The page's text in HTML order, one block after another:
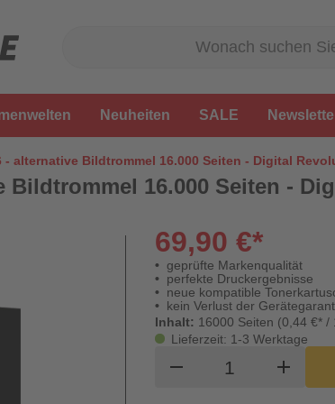
Neuheiten SALE
- alternative Bildtrommel 16.000 Seiten - Digital
Bildtrommel 16.000 Seiten -
69,90 €*
geprüfte Markenqualität
perfekte Druckergebnisse
neue kompatible
kein Verlust der
Inhalt: 16000 Seiten (0,44 €* /
Lieferzeit: 1-3 Werktage
remove Produktadd